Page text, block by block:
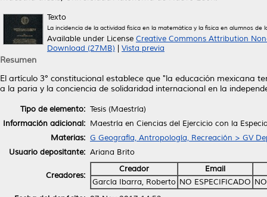
Texto
La incidencia de la actividad física en la matemática y la física en alumnos de
Available under License Creative Commons Attribution
Download (27MB)
Vista previa
Resumen
El artículo 3° constitucional establece que "la educación
a la paria y la conciencia de solidaridad internacional en la
Tipo de elemento: Tesis (Maestría)
Información adicional: Maestría en Ciencias del Ejercicio con la
Materias: G Geografía, Antropología, Recreación > GV
Usuario depositante: Ariana Brito
Creadores:
Creador
Email
García Ibarra, Roberto NO ESPECIFICADO